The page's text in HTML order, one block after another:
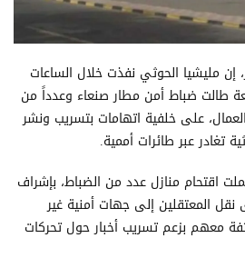
إن مليشيا الحوثي نفذت خلال الساعات
طالت ضباط أمن مطار صنعاء وعدداً من
على خلفية اتهامات بتسريب ونشر
تغادر عبر طائرات أممية.
اقتحام منازل عدد من الضباط، بإشراف
المعتقلين إلى جهات أمنية غير
معهم بزعم تسريب أخبار حول تحركات